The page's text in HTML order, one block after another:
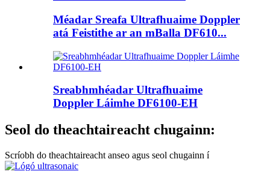
Méadar Sreafa Ultrafhuaime Doppler
atá Feistithe ar an mBalla DF610...
Sreabhmhéadar Ultrafhuaime
Doppler Láimhe DF6100-EH
Seol do theachtaireacht chugainn:
Scríobh do theachtaireacht anseo agus seol chugainn í